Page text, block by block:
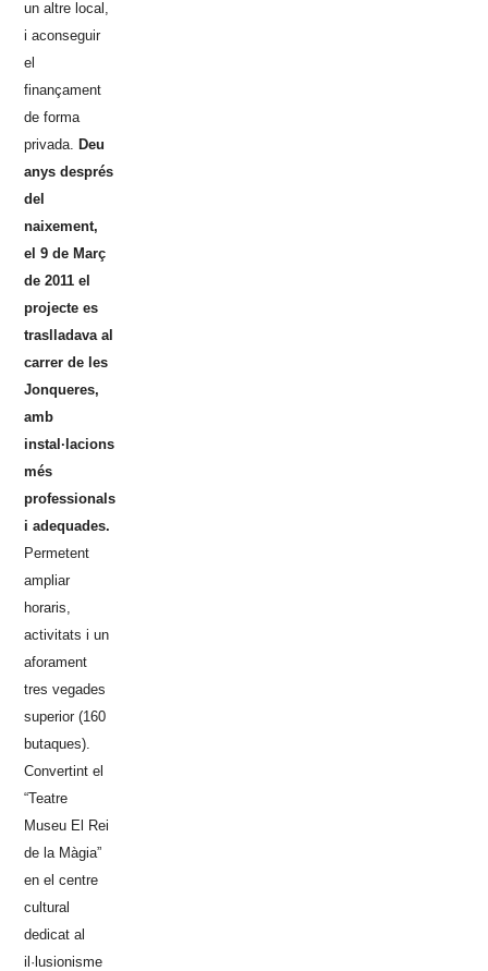
un altre local,
i aconseguir
el
finançament
de forma
privada.
Deu
anys després
del
naixement,
el 9 de Març
de 2011 el
projecte es
traslladava al
carrer de les
Jonqueres,
amb
instal·lacions
més
professionals
i adequades.
Permetent
ampliar
horaris,
activitats i un
aforament
tres vegades
superior (160
butaques).
Convertint el
“Teatre
Museu El Rei
de la Màgia”
en el centre
cultural
dedicat al
il·lusionisme